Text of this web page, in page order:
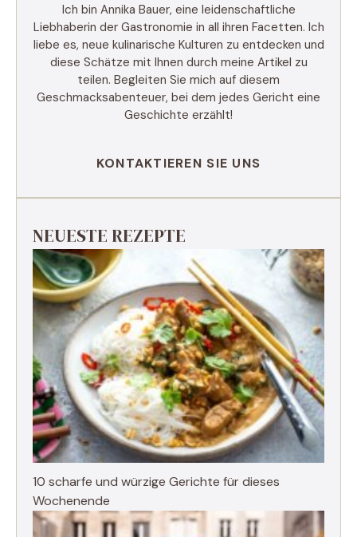
Ich bin Annika Bauer, eine leidenschaftliche
Liebhaberin der Gastronomie in all ihren Facetten. Ich
liebe es, neue kulinarische Kulturen zu entdecken und
diese Schätze mit Ihnen durch meine Artikel zu
teilen. Begleiten Sie mich auf diesem
Geschmacksabenteuer, bei dem jedes Gericht eine
Geschichte erzählt!
KONTAKTIEREN SIE UNS
NEUESTE REZEPTE
10 scharfe und würzige Gerichte für dieses
Wochenende